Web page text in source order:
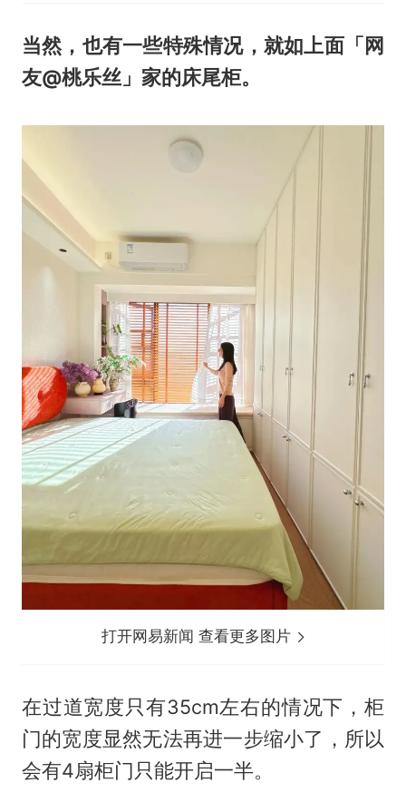
当然，也有一些特殊情况，就如上面「网
友@桃乐丝」家的床尾柜。
打开网易新闻 查看更多图片
在过道宽度只有35cm左右的情况下，柜
门的宽度显然无法再进一步缩小了，所以
会有4扇柜门只能开启一半。